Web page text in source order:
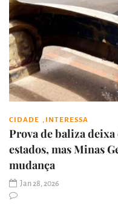
CIDADE INTERESSA
Prova de baliza
estados, mas Minas
mudança
Jan 28, 2026